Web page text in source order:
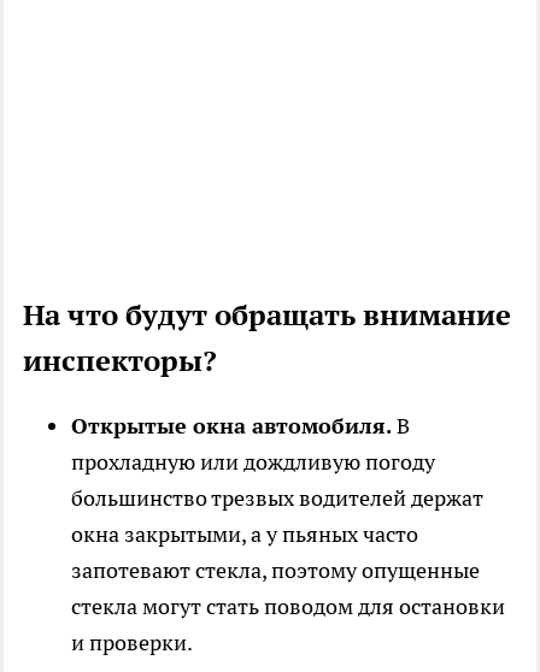
На что будут обращать внимание
инспекторы?
Открытые окна автомобиля.В
прохладную или дождливую погоду
большинство трезвых водителей держат
окна закрытыми, а у пьяных часто
запотевают стекла, поэтому опущенные
стекла могут стать поводом для остановки
и проверки.